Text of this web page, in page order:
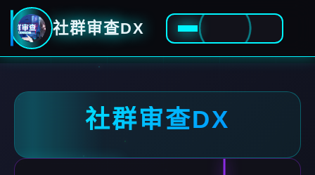
社群审查DX
社群审查DX